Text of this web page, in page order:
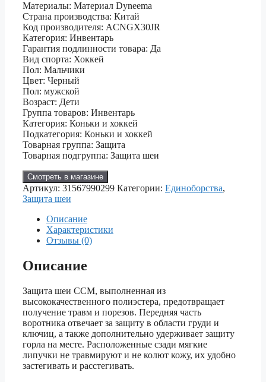
Материалы: Материал Dyneema
Страна производства: Китай
Код производителя: ACNGX30JR
Категория: Инвентарь
Гарантия подлинности товара: Да
Вид спорта: Хоккей
Пол: Мальчики
Цвет: Черный
Пол: мужской
Возраст: Дети
Группа товаров: Инвентарь
Категория: Коньки и хоккей
Подкатегория: Коньки и хоккей
Товарная группа: Защита
Товарная подгруппа: Защита шеи
Смотреть в магазине
Артикул: 31567990299 Категории: Единоборства,
Защита шеи
Описание
Характеристики
Отзывы (0)
Описание
Защита шеи CCM, выполненная из
высококачественного полиэстера, предотвращает
получение травм и порезов. Передняя часть
воротника отвечает за защиту в области груди и
ключиц, а также дополнительно удерживает защиту
горла на месте. Расположенные сзади мягкие
липучки не травмируют и не колют кожу, их удобно
застегивать и расстегивать.